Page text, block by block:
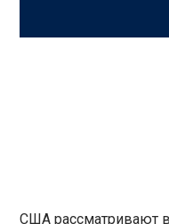
США рассматривают